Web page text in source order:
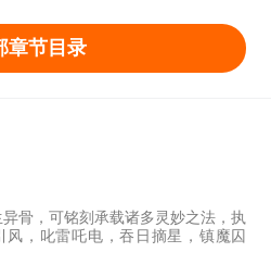
章节目录
骨，可铭刻承载诸多灵妙之法，执
风，叱雷吒电，吞日摘星，镇魔囚
骨。 身具骨者，谓之...神通者。